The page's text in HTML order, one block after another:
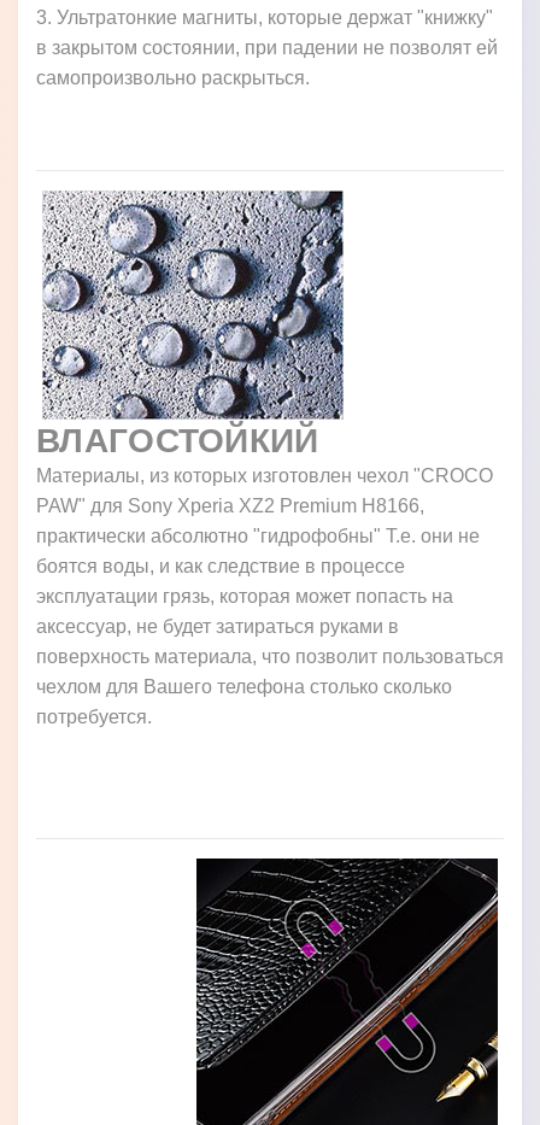
3. Ультратонкие магниты, которые держат "книжку"
в закрытом состоянии, при падении не позволят ей
самопроизвольно раскрыться.
ВЛАГОСТОЙКИЙ
Материалы, из которых изготовлен чехол "CROCO
PAW" для Sony Xperia XZ2 Premium H8166,
практически абсолютно "гидрофобны" Т.е. они не
боятся воды, и как следствие в процессе
эксплуатации грязь, которая может попасть на
аксессуар, не будет затираться руками в
поверхность материала, что позволит пользоваться
чехлом для Вашего телефона столько сколько
потребуется.